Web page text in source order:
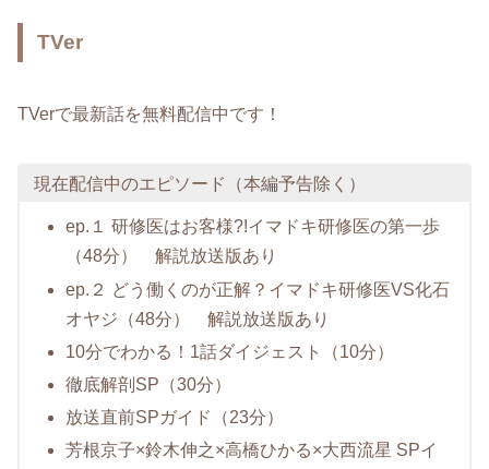
TVer
TVerで最新話を無料配信中です！
現在配信中のエピソード（本編予告除く）
ep.１ 研修医はお客様?!イマドキ研修医の第一歩
（48分） 解説放送版あり
ep.２ どう働くのが正解？イマドキ研修医VS化石
オヤジ（48分） 解説放送版あり
10分でわかる！1話ダイジェスト（10分）
徹底解剖SP（30分）
放送直前SPガイド（23分）
芳根京子×鈴木伸之×高橋ひかる×大西流星 SPイ